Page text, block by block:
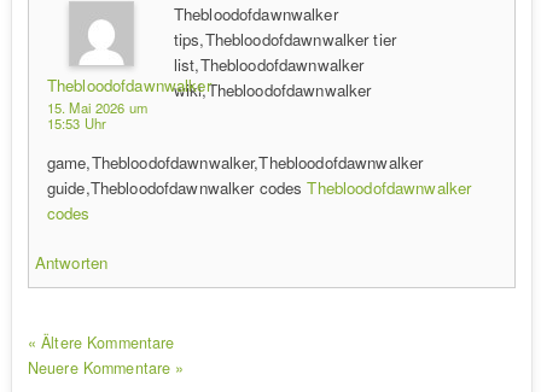
Thebloodofdawnwalker
15. Mai 2026 um
15:53 Uhr
Thebloodofdawnwalker
tips,Thebloodofdawnwalker tier
list,Thebloodofdawnwalker
wiki,Thebloodofdawnwalker
game,Thebloodofdawnwalker,Thebloodofdawnwalker
guide,Thebloodofdawnwalker codesThebloodofdawnwalker
codes
Antworten
« Ältere Kommentare
Neuere Kommentare »